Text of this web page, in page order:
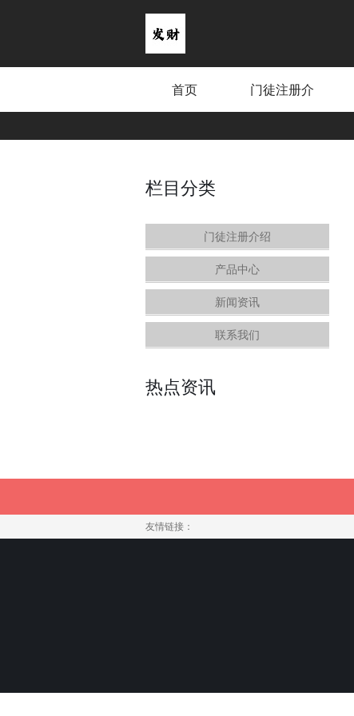
首页 门徒注册介
栏目分类
门徒注册介绍
产品中心
新闻资讯
联系我们
热点资讯
友情链接：